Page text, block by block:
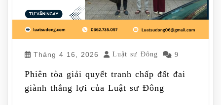
Tháng 4 16, 2026 Luật sư Đông 9
Phiên tòa giải quyết tranh chấp đất đai
giành thắng lợi của Luật sư Đông